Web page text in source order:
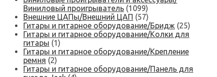
Виниловый проигрыватель (1099)
Внешние ЦАПы/Внешний ЦАП (57)
Гитары и гитарное оборудование/Бридж (25)
Гитары и гитарное оборудование/Колки для
гитары (1)
Гитары и гитарное оборудование/Крепление
ремня (2)
Гитары и гитарное оборудование/Панель для